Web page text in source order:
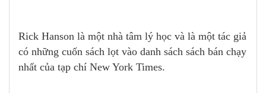
Rick Hanson là một nhà tâm lý học và là một tác giả
có những cuốn sách lọt vào danh sách sách bán chạy
nhất của tạp chí New York Times.